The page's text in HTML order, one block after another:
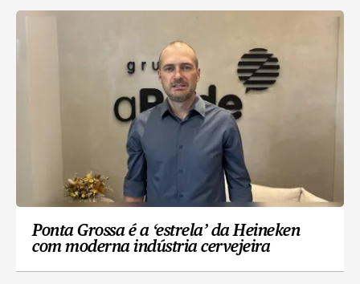
Ponta Grossa é a ‘estrela’ da Heineken
com moderna indústria cervejeira